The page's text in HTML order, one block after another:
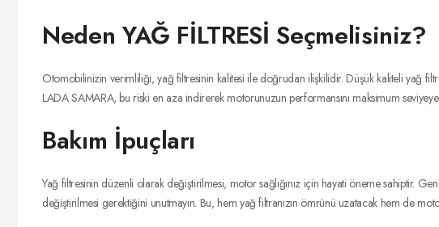
Neden YAĞ FİLTRESİ Seçmelisiniz?
Otomobilinizin verimliliği, yağ filtresinin kalitesi ile doğrudan ilişkilidir. Düşük kaliteli yağ
LADA SAMARA, bu riski en aza indirerek motorunuzun performansını maksimum
Bakım İpuçları
Yağ filtresinin düzenli olarak değiştirilmesi, motor sağlığınız için hayati öneme sahiptir.
değiştirilmesi gerektiğini unutmayın. Bu, hem yağ filtranızın ömrünü uzatacak hem de